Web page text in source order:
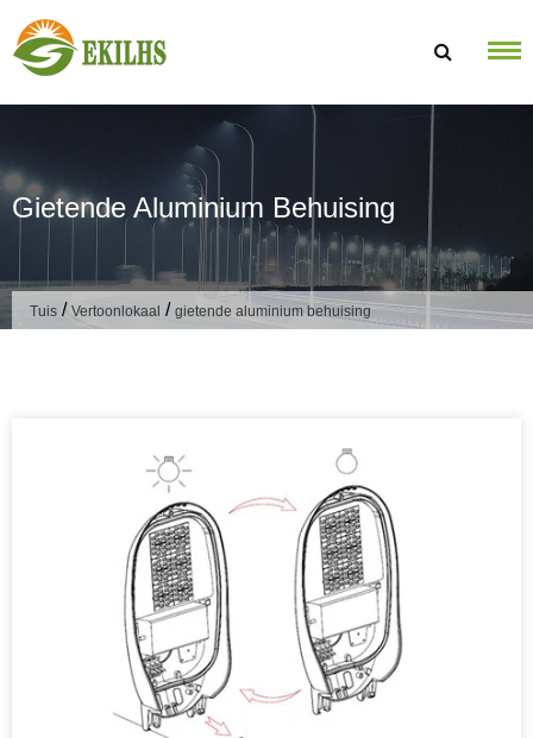
Gietende Aluminium Behuising
Tuis / Vertoonlokaal / gietende aluminium behuising